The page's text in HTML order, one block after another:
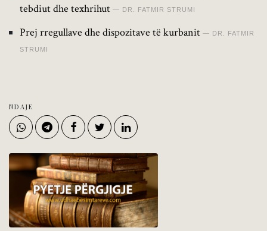
tebdiut dhe texhrihut
DR. FATMIR STRUMI
Prej rregullave dhe dispozitave të kurbanit DR. FATMIR
STRUMI
NDAJE